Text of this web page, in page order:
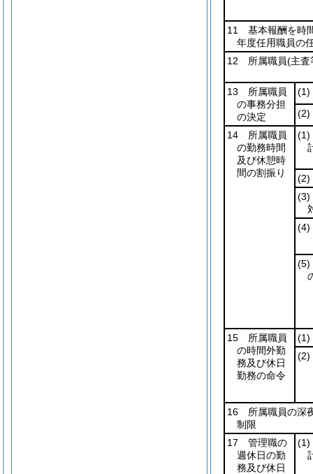
11 基本報酬を時
年度任用職員の
12 所属職員(主査
13 所属職員
の事務分担
の決定
(1)
(2)
14 所属職員
の勤務時間
及び休憩時
間の割振り
(1)
(2)
(3)
(4)
(5)
15 所属職員
の時間外勤
務及び休日
勤務の命令
(1)
(2)
16 所属職員の深
制限
17 管理職の
週休日の勤
務及び休日
(1)